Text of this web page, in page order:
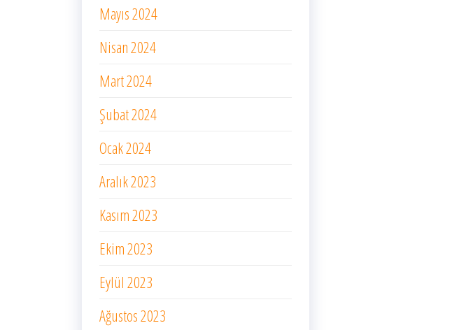
Mayıs 2024
Nisan 2024
Mart 2024
Şubat 2024
Ocak 2024
Aralık 2023
Kasım 2023
Ekim 2023
Eylül 2023
Ağustos 2023